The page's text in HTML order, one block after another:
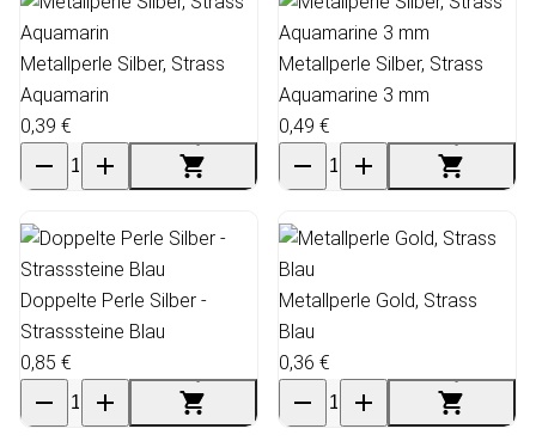
Metallperle Silber, Strass
Aquamarin
0,39 €
Metallperle Silber, Strass
Aquamarine 3 mm
0,49 €
Doppelte Perle Silber -
Strasssteine Blau
0,85 €
Metallperle Gold, Strass
Blau
0,36 €